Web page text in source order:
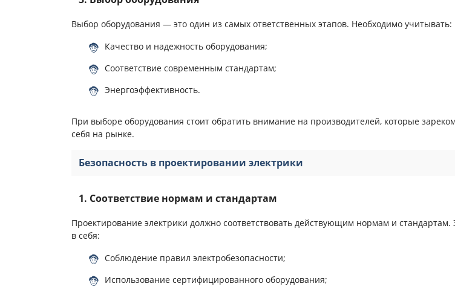
Выбор оборудования — это один из самых ответственных этапов. Необходимо учитывать:
Качество и надежность оборудования;
Соответствие современным стандартам;
Энергоэффективность.
При выборе оборудования стоит обратить внимание на производителей, которые
себя на рынке.
Безопасность в проектировании электрики
1. Соответствие нормам и стандартам
Проектирование электрики должно соответствовать действующим нормам и стандартам.
в себя:
Соблюдение правил электробезопасности;
Использование сертифицированного оборудования;